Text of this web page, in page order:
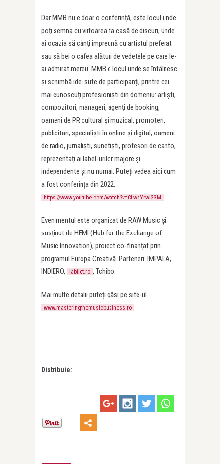
Dar MMB nu e doar o conferință, este locul unde
poți semna cu viitoarea ta casă de discuri, unde
ai ocazia să cânți împreună cu artistul preferat
sau să bei o cafea alături de vedetele pe care le-
ai admirat mereu. MMB e locul unde se întâlnesc
și schimbă idei sute de participanți, printre cei
mai cunoscuți profesioniști din domeniu: artiști,
compozitori, manageri, agenți de booking,
oameni de PR cultural și muzical, promoteri,
publicitari, specialiști în online și digital, oameni
de radio, jurnaliști, sunetiști, profesori de canto,
reprezentați ai label-urilor majore și
independente și nu numai. Puteți vedea aici cum
a fost conferința din 2022:
https://www.youtube.com/watch?v=CLwaYrwI23M
Evenimentul este organizat de RAW Music și
susținut de HEMI (Hub for the Exchange of
Music Innovation), proiect co-finanțat prin
programul Europa Creativă. Parteneri: IMPALA,
INDIERO,
iabilet.ro , Tchibo.
Mai multe detalii puteți găsi pe site-ul
www.masteringthemusicbusiness.ro
Distribuie: